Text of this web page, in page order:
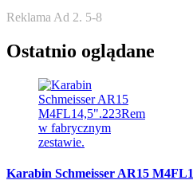
Reklama Ad 2. 5-8
Ostatnio oglądane
Karabin Schmeisser AR15